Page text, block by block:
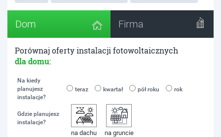
Dom Firma
Porównaj oferty instalacji fotowoltaicznych
dla domu:
Na kiedy
planujesz
instalacje?
teraz kwartał pół roku rok
Gdzie planujesz
instalacje?
na dachu na gruncie